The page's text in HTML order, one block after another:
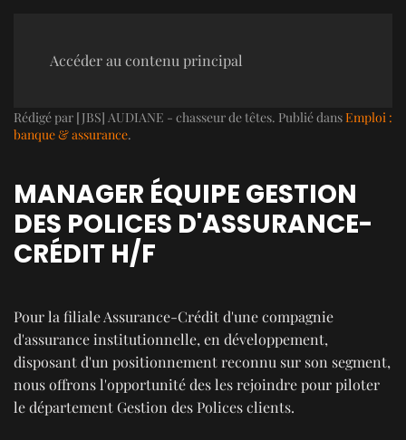
Accéder au contenu principal
Rédigé par [JBS] AUDIANE - chasseur de têtes. Publié dansEmploi :
banque & assurance.
MANAGER ÉQUIPE GESTION
DES POLICES D'ASSURANCE-
CRÉDIT H/F
Pour la filiale Assurance-Crédit d'une compagnie
d'assurance institutionnelle, en développement,
disposant d'un positionnement reconnu sur son segment,
nous offrons l'opportunité des les rejoindre pour piloter
le département Gestion des Polices clients.